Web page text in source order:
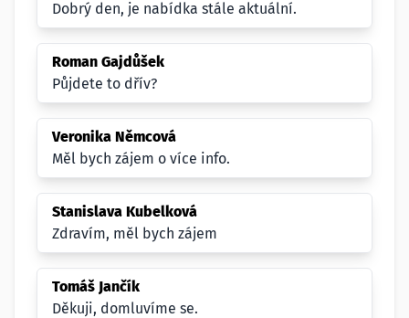
Dobrý den, je nabídka stále aktuální.
Roman Gajdůšek
Půjdete to dřív?
Veronika Němcová
Měl bych zájem o více info.
Stanislava Kubelková
Zdravím, měl bych zájem
Tomáš Jančík
Děkuji, domluvíme se.